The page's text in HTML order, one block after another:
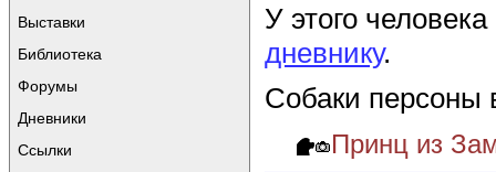
Выставки
Библиотека
Форумы
Дневники
Ссылки
У этого
дневнику.
Собаки персоны
Принц из